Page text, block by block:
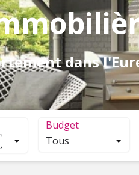
dans
localisation. Cliquez pour
Budget
Tous